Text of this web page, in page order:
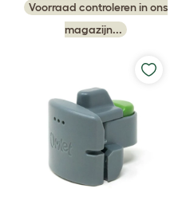
Voorraad controleren in ons
magazijn...